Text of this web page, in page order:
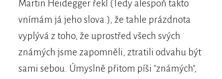
Martin Heidegger řekl (Tedy alespoň takto
vnímám já jeho slova.), že tahle prázdnota
vyplývá z toho, že uprostřed všech svých
známých jsme zapomněli, ztratili odvahu být
sami sebou. Úmyslně přitom píši "známých",